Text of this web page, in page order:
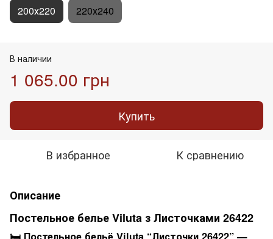
200х220 220х240
В наличии
1 065.00 грн
Купить
В избранное К сравнению
Описание
Постельное белье Viluta з Листочками 26422